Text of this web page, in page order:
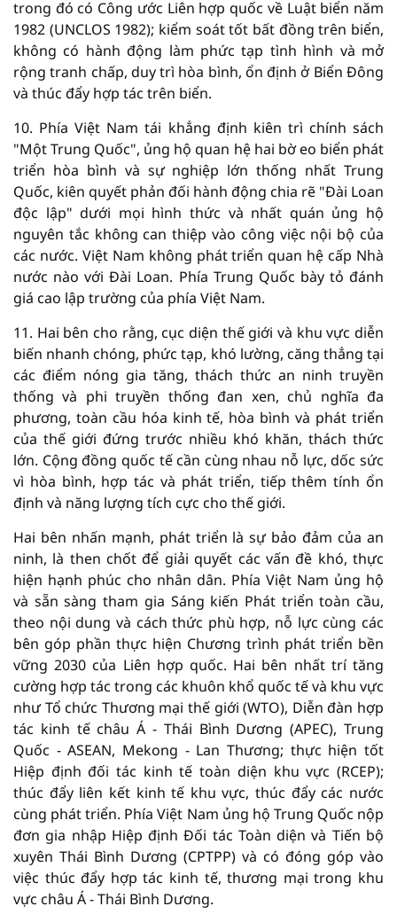
trong đó có Công ước Liên hợp quốc về Luật biển năm
1982 (UNCLOS 1982); kiểm soát tốt bất đồng trên biển,
không có hành động làm phức tạp tình hình và mở
rộng tranh chấp, duy trì hòa bình, ổn định ở Biển Đông
và thúc đẩy hợp tác trên biển.
10. Phía Việt Nam tái khẳng định kiên trì chính sách
"Một Trung Quốc", ủng hộ quan hệ hai bờ eo biển phát
triển hòa bình và sự nghiệp lớn thống nhất Trung
Quốc, kiên quyết phản đối hành động chia rẽ "Đài Loan
độc lập" dưới mọi hình thức và nhất quán ủng hộ
nguyên tắc không can thiệp vào công việc nội bộ của
các nước. Việt Nam không phát triển quan hệ cấp Nhà
nước nào với Đài Loan. Phía Trung Quốc bày tỏ đánh
giá cao lập trường của phía Việt Nam.
11. Hai bên cho rằng, cục diện thế giới và khu vực diễn
biến nhanh chóng, phức tạp, khó lường, căng thẳng tại
các điểm nóng gia tăng, thách thức an ninh truyền
thống và phi truyền thống đan xen, chủ nghĩa đa
phương, toàn cầu hóa kinh tế, hòa bình và phát triển
của thế giới đứng trước nhiều khó khăn, thách thức
lớn. Cộng đồng quốc tế cần cùng nhau nỗ lực, dốc sức
vì hòa bình, hợp tác và phát triển, tiếp thêm tính ổn
định và năng lượng tích cực cho thế giới.
Hai bên nhấn mạnh, phát triển là sự bảo đảm của an
ninh, là then chốt để giải quyết các vấn đề khó, thực
hiện hạnh phúc cho nhân dân. Phía Việt Nam ủng hộ
và sẵn sàng tham gia Sáng kiến Phát triển toàn cầu,
theo nội dung và cách thức phù hợp, nỗ lực cùng các
bên góp phần thực hiện Chương trình phát triển bền
vững 2030 của Liên hợp quốc. Hai bên nhất trí tăng
cường hợp tác trong các khuôn khổ quốc tế và khu vực
như Tổ chức Thương mại thế giới (WTO), Diễn đàn hợp
tác kinh tế châu Á - Thái Bình Dương (APEC), Trung
Quốc - ASEAN, Mekong - Lan Thương; thực hiện tốt
Hiệp định đối tác kinh tế toàn diện khu vực (RCEP);
thúc đẩy liên kết kinh tế khu vực, thúc đẩy các nước
cùng phát triển. Phía Việt Nam ủng hộ Trung Quốc nộp
đơn gia nhập Hiệp định Đối tác Toàn diện và Tiến bộ
xuyên Thái Bình Dương (CPTPP) và có đóng góp vào
việc thúc đẩy hợp tác kinh tế, thương mại trong khu
vực châu Á - Thái Bình Dương.